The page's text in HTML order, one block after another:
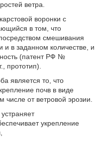
ветра.
воронки с
в том, что
смешивания
в заданном количестве, и
(патент РФ №
прототип).
является то, что
почв в виде
от ветровой эрозии.
укрепление